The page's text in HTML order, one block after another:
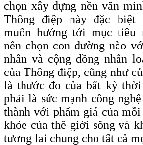
chọn xây dựng nền văn
Thông điệp này đặc biệt
muốn hướng tới mục tiêu
nên chọn con đường nào
nhân và cộng đồng nhân
của Thông điệp, cũng như
là thước đo của bất kỳ thời
phải là sức mạnh công
thành với phẩm giá của
khỏe của thế giới sống và
tương lai chung cho tất cả